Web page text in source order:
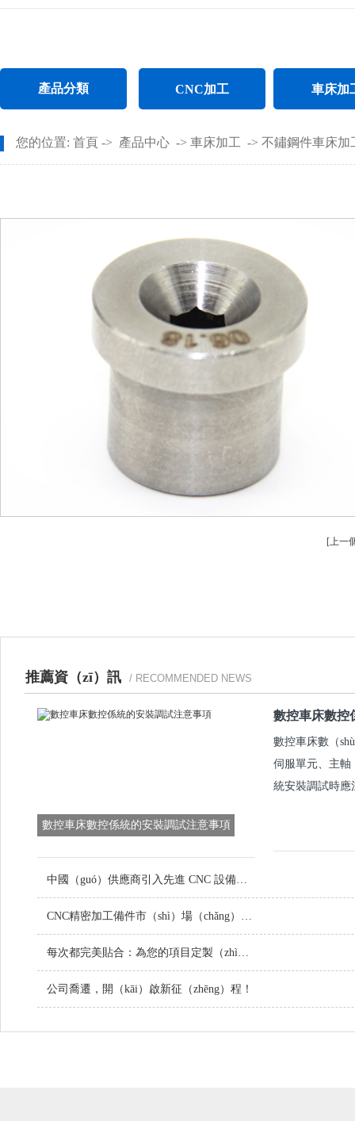
產品分類 CNC加工
CNC長軸加工
不鏽鋼件CNC加工
鋁件CNC加工
銅件CNC加工
車床加
螺（luó）母車床
銷軸車床（
您的位置: 首頁 -> 產品中心 -> 車床加工 -> 不鏽鋼件車床加
[上一
推薦資（zī）訊 / RECOMMENDED NEWS
數控車床數控係統的安裝調試注意事項
數控車床數控
數控車床數（
伺服單元、主軸
統安裝調試時應
中國（guó）供應商引入先進 CNC 設備，提升定製金屬零件品質（zhì）
CNC精密加工備件市（shì）場（chǎng）持（chí）續增長（zhǎng），技術創新引（yǐn）領行業未來
每次都完美貼合：為您的項目定製（zhì）螺絲
公司喬遷，開（kāi）啟新征（zhēng）程！